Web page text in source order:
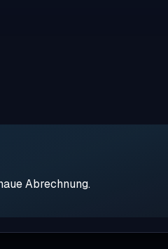
Abrechnung.